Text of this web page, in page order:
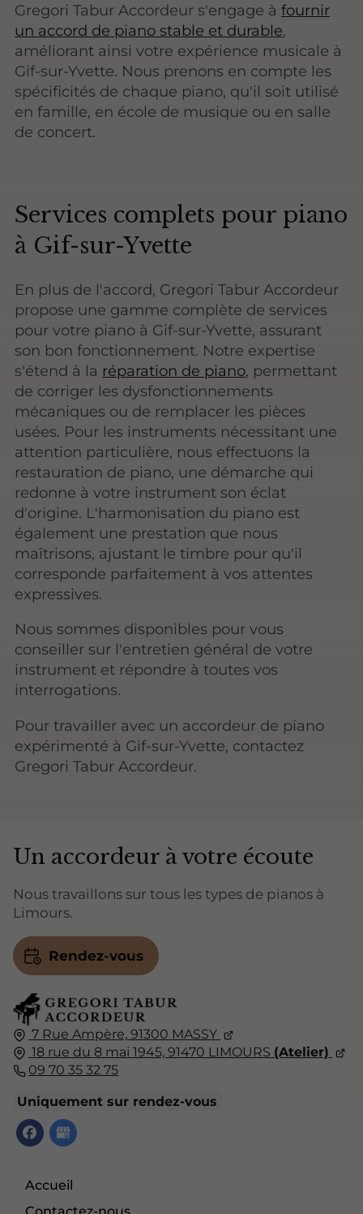
Gregori Tabur Accordeur s'engage àfournir
un accord de piano stable et durable,
améliorant ainsi votre expérience musicale à
Gif-sur-Yvette. Nous prenons en compte les
spécificités de chaque piano, qu'il soit utilisé
en famille, en école de musique ou en salle
de concert.
Services complets pour piano
à Gif-sur-Yvette
En plus de l'accord, Gregori Tabur Accordeur
propose une gamme complète de services
pour votre piano à Gif-sur-Yvette, assurant
son bon fonctionnement. Notre expertise
s'étend à la réparation de piano, permettant
de corriger les dysfonctionnements
mécaniques ou de remplacer les pièces
usées. Pour les instruments nécessitant une
attention particulière, nous effectuons la
restauration de piano, une démarche qui
redonne à votre instrument son éclat
d'origine. L'harmonisation du piano est
également une prestation que nous
maîtrisons, ajustant le timbre pour qu'il
corresponde parfaitement à vos attentes
expressives.
Nous sommes disponibles pour vous
conseiller sur l'entretien général de votre
instrument et répondre à toutes vos
interrogations.
Pour travailler avec un accordeur de piano
expérimenté à Gif-sur-Yvette, contactez
Gregori Tabur Accordeur.
7 Rue Ampère, 91300 MASSY
18 rue du 8 mai 1945, 91470 LIMOURS (Atelier)
09 70 35 32 75
Uniquement sur rendez-vous
Accueil
Un accordeur à votre écoute
Nous travaillons sur tous les types de pianos à
Limours.
Rendez-vous